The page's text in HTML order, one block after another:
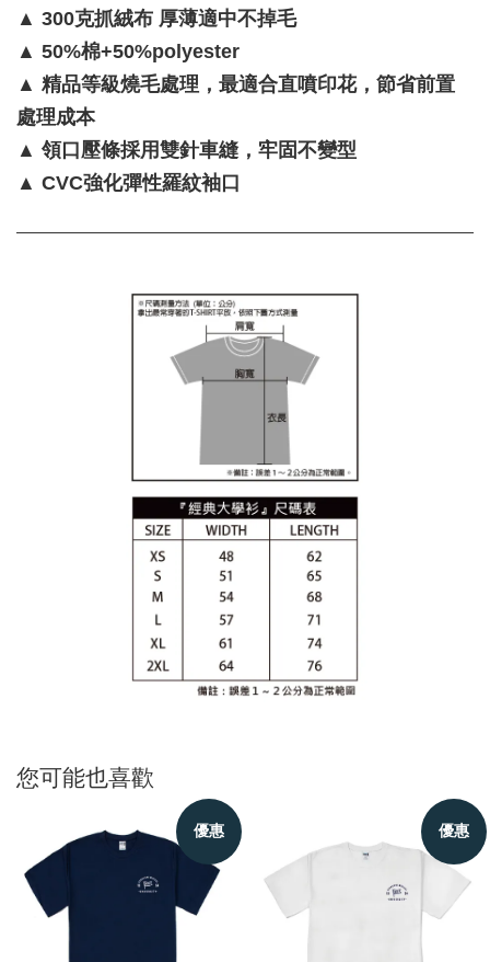
▲ 300克抓絨布 厚薄適中不掉毛
▲ 50%棉+50%polyester
▲ 精品等級燒毛處理，最適合直噴印花，節省前置
處理成本
▲ 領口壓條採用雙針車縫，牢固不變型
▲ CVC強化彈性羅紋袖口
您可能也喜歡
優惠 優惠